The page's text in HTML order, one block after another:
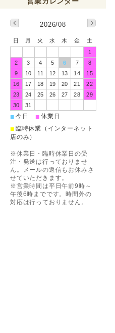
2026/08
日 月 火 水 木 金
土
1
2
3 4 5 6 7
8
9
10 11 12 13 14
15
16
17 18 19 20 21
22
23
24 25 26 27 28
29
30
31
■ 今日 ■ 休業日
■ 臨時休業（インターネット
店のみ）
※休業日・臨時休業日の受
注・発送は行っておりませ
ん。メールの返信もお休みさ
せていただきます。
※営業時間は平日午前9時～
午後6時までです。時間外の
対応は行っておりません。